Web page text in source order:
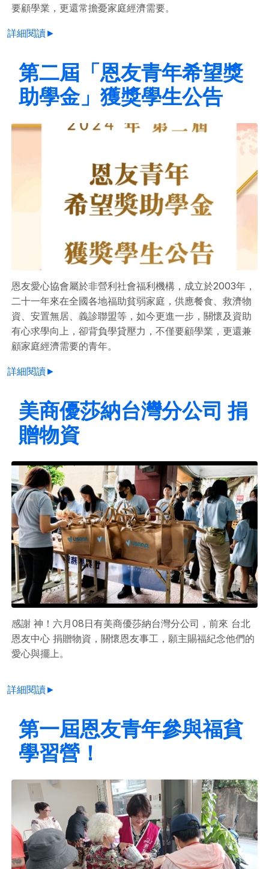
要顧學業，更還常擔憂家庭經濟需要。
詳細閱讀►
第二屆「恩友青年希望獎
助學金」獲獎學生公告
恩友愛心協會屬於非營利社會福利機構，成立於2003年，
二十一年來在全國各地福助貧弱家庭，供應餐食、救濟物
資、安置無居、義診聯盟等，如今更進一步，關懷及資助
有心求學向上，卻背負學貸壓力，不僅要顧學業，更還兼
顧家庭經濟需要的青年。
詳細閱讀►
美商優莎納台灣分公司 捐
贈物資
感謝 神！六月08日有美商優莎納台灣分公司，前來 台北
恩友中心 捐贈物資，關懷恩友事工，願主賜福紀念他們的
愛心與擺上。
詳細閱讀►
第一屆恩友青年參與福貧
學習營！